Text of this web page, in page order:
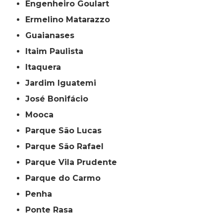
Engenheiro Goulart
Ermelino Matarazzo
Guaianases
Itaim Paulista
Itaquera
Jardim Iguatemi
José Bonifácio
Mooca
Parque São Lucas
Parque São Rafael
Parque Vila Prudente
Parque do Carmo
Penha
Ponte Rasa